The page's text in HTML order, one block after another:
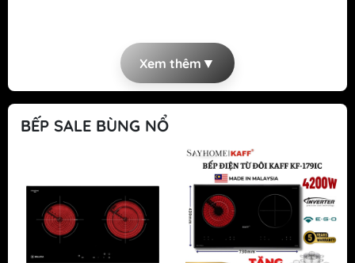
Xem thêm ▼
BẾP SALE BÙNG NỔ